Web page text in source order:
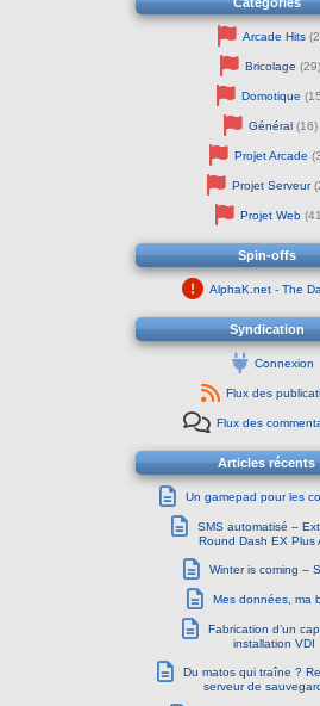
Arcade Hits
Bricolage (29)
Domotique
Général (16)
Projet Arcade
Projet Serveur
Projet Web
Spin-offs
AlphaK.net - The
Syndication
Connexion
Flux des
Flux des
Articles récents
Un gamepad pour les
SMS automatisé –
Round Dash EX Plus
Winter is coming –
Mes données, ma
Fabrication d’un
installation VDI
Du matos qui traîne ?
serveur de